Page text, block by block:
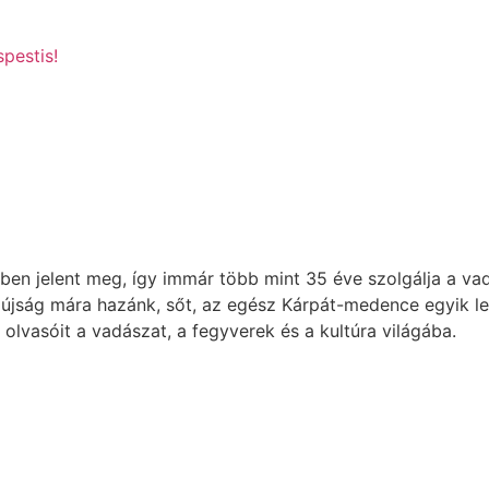
jelent meg, így immár több mint 35 éve szolgálja a
mára hazánk, sőt, az egész Kárpát-medence egyik
a vadászat, a fegyverek és a kultúra világába.